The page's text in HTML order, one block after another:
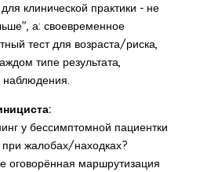
клинической практики - не
а: своевременное
тест для возраста/риска,
типе результата,
наблюдения.
у бессимптомной пациентки
при жалобах/находках?
оговорённая маршрутизация